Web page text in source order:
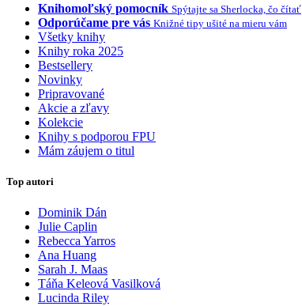
Knihomoľský pomocník Spýtajte sa Sherlocka, čo čítať
Odporúčame pre vás Knižné tipy ušité na mieru vám
Všetky knihy
Knihy roka 2025
Bestsellery
Novinky
Pripravované
Akcie a zľavy
Kolekcie
Knihy s podporou FPU
Mám záujem o titul
Top autori
Dominik Dán
Julie Caplin
Rebecca Yarros
Ana Huang
Sarah J. Maas
Táňa Keleová Vasilková
Lucinda Riley